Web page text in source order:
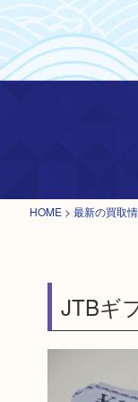
HOME > 最新の買取
JTBギ